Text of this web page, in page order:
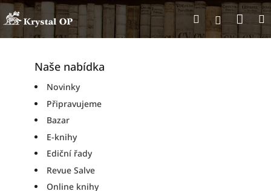
Přejít
na
obsah
Hledat
Naše nabídka
Novinky
Připravujeme
Bazar
E-knihy
Ediční řady
Revue Salve
Online knihy